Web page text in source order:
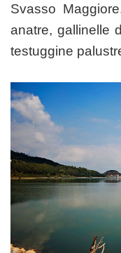
Svasso
anatre, gallinelle
testuggine